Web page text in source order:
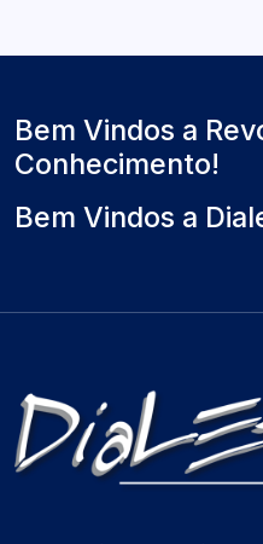
Bem Vindos a
Conhecimento!
Bem Vindos a